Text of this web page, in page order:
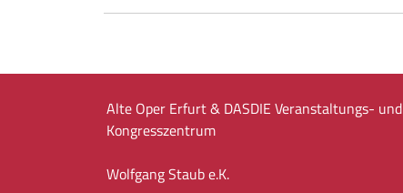
Alte Oper Erfurt & DASDIE Veranstaltungs- und
Kongresszentrum
Wolfgang Staub e.K.